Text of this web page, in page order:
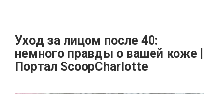
Уход за лицом после 40:
немного правды о вашей коже |
Портал ScoopCharlotte